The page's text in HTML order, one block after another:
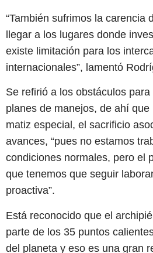
“También sufrimos la carencia
llegar a los lugares donde
existe limitación para los
internacionales”, lamentó
Se refirió a los obstáculos
planes de manejos, de ahí
matiz especial, el sacrificio
avances, “pues no estamos
condiciones normales, pero el
que tenemos que seguir
proactiva”.
Está reconocido que el
parte de los 35 puntos
del planeta y eso es una gran